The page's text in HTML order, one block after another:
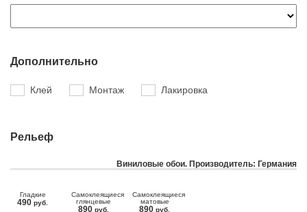
Дополнительно
Клей Монтаж Лакировка
Рельеф
Виниловые обои. Производитель: Германия
Гладкие
490 руб.
Самоклеящиеся
глянцевые
890 руб.
Самоклеящиеся
матовые
890 руб.